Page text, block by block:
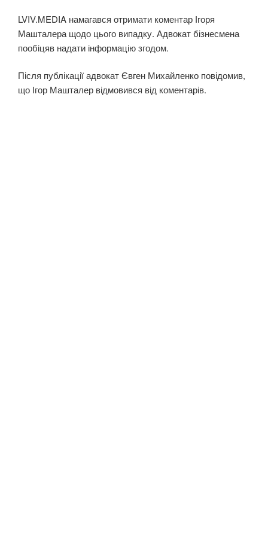
LVIV.MEDIA намагався отримати коментар Ігоря
Машталера щодо цього випадку. Адвокат бізнесмена
пообіцяв надати інформацію згодом.
Після публікації адвокат Євген Михайленко повідомив,
що Ігор Машталер відмовився від коментарів.